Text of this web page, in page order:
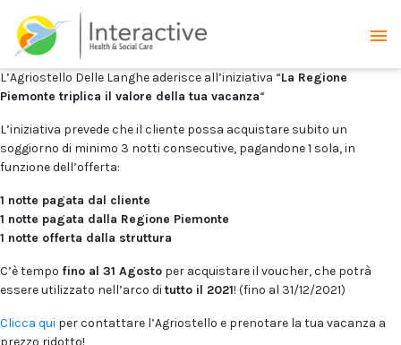
L’Agriostello Delle Langhe aderisce all’iniziativa “La Regione
Piemonte triplica il valore della tua vacanza“
L’iniziativa prevede che il cliente possa acquistare subito un
soggiorno di minimo 3 notti consecutive, pagandone 1 sola, in
funzione dell’offerta:
1 notte pagata dal cliente
1 notte pagata dalla Regione Piemonte
1 notte offerta dalla struttura
C’è tempo fino al 31 Agosto per acquistare il voucher, che potrà
essere utilizzato nell’arco di tutto il 2021! (fino al 31/12/2021)
Clicca qui per contattare l’Agriostello e prenotare la tua vacanza a
prezzo ridotto!